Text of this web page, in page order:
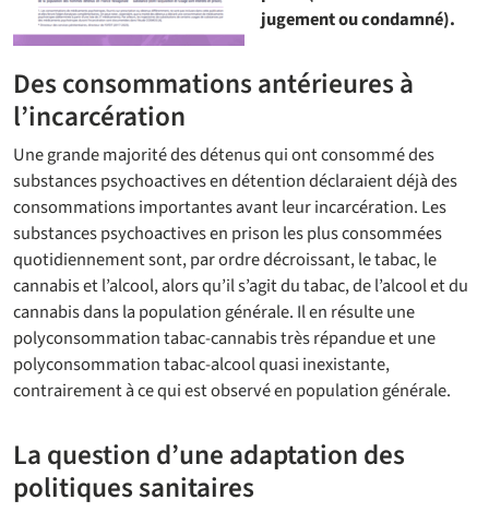
jugement ou condamné).
Des consommations antérieures à
l’incarcération
Une grande majorité des détenus qui ont consommé des
substances psychoactives en détention déclaraient déjà des
consommations importantes avant leur incarcération. Les
substances psychoactives en prison les plus consommées
quotidiennement sont, par ordre décroissant, le tabac, le
cannabis et l’alcool, alors qu’il s’agit du tabac, de l’alcool et du
cannabis dans la population générale. Il en résulte une
polyconsommation tabac-cannabis très répandue et une
polyconsommation tabac-alcool quasi inexistante,
contrairement à ce qui est observé en population générale.
La question d’une adaptation des
politiques sanitaires